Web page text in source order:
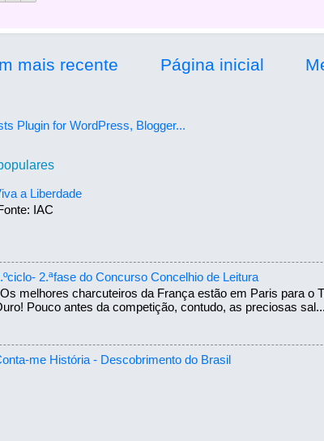
mais recente Página inicial
a Liberdade
IAC
2.ªfase do Concurso Concelhio de Leitura
Os melhores charcuteiros da França estão em Paris para o
Pouco antes da competição, contudo, as preciosas sal...
me História - Descobrimento do Brasil